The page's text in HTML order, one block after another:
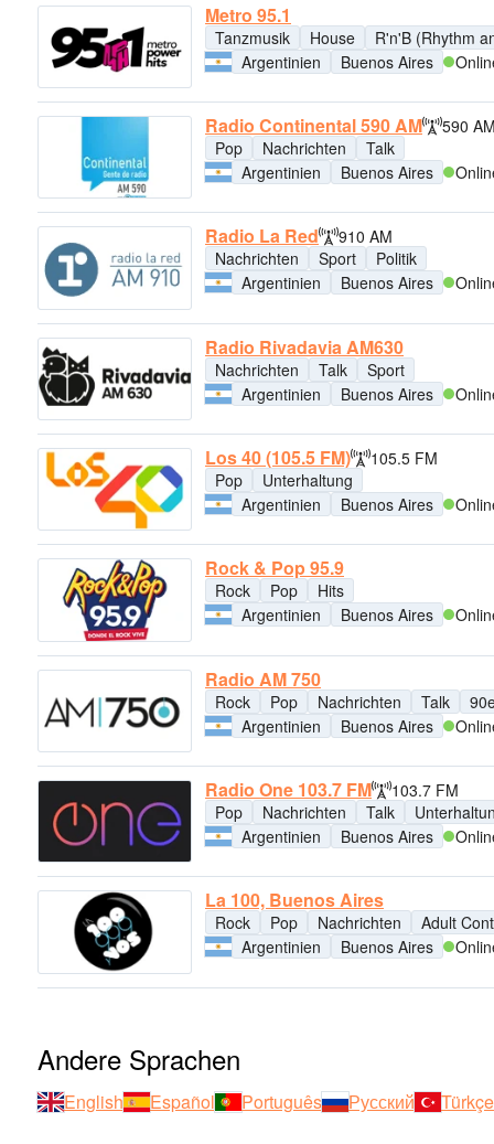
Metro 95.1
Tanzmusik House
R'n'B (Rhythm
Argentinien
Buenos Aires
Radio Continental 590 AM
590 AM
Pop
Nachrichten
Talk
Argentinien
Buenos Aires
Radio La Red
910 AM
Nachrichten
Sport
Politik
Argentinien
Buenos Aires
Radio Rivadavia AM630
Nachrichten Talk
Sport
Argentinien
Buenos Aires
Los 40 (105.5 FM)
105.5 FM
Pop
Unterhaltung
Argentinien
Buenos Aires
Rock & Pop 95.9
Rock Pop
Hits
Argentinien
Buenos Aires
Radio AM 750
Rock Pop Nachrichten Talk
Argentinien
Buenos Aires
Radio One 103.7 FM
103.7 FM
Pop
Nachrichten Talk
Argentinien
Buenos Aires
La 100, Buenos Aires
Rock Pop Nachrichten Adult
Argentinien
Buenos Aires
Andere Sprachen
English Español Português Русский Türkçe